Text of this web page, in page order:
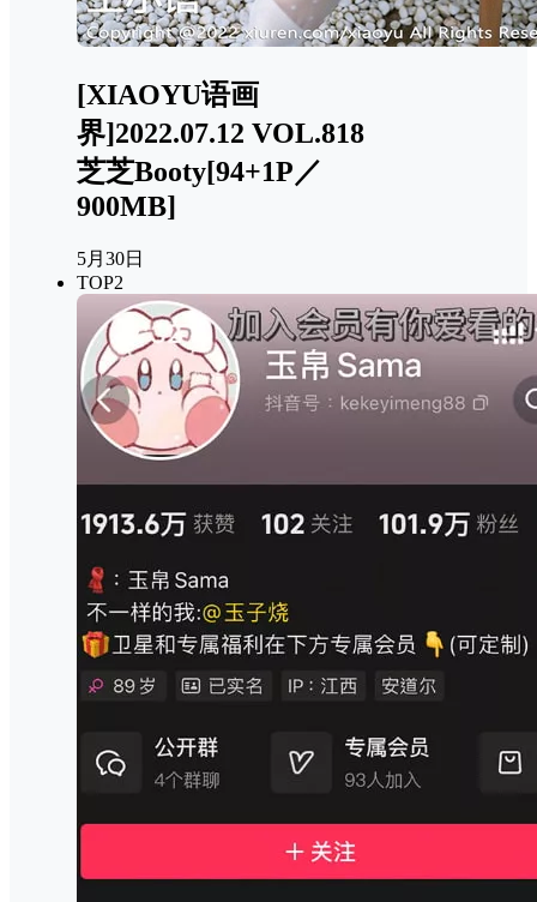
[XIAOYU语画
界]2022.07.12 VOL.818
芝芝Booty[94+1P／
900MB]
5月30日
TOP2